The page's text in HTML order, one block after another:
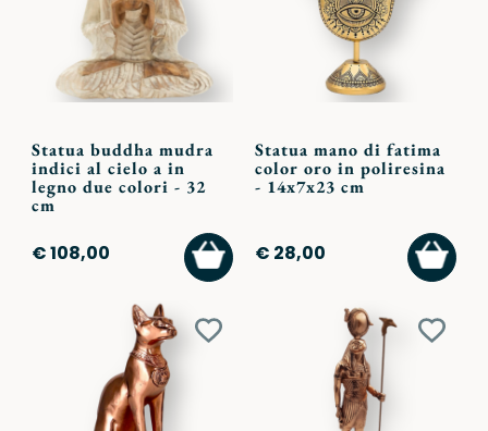
Statua buddha mudra
indici al cielo a in
legno due colori - 32
cm
€ 108,00
AGGIUNGI
AL
CARRELLO
Statua mano di fatima
color oro in poliresina
- 14x7x23 cm
€ 28,00
AL
Aggiungi